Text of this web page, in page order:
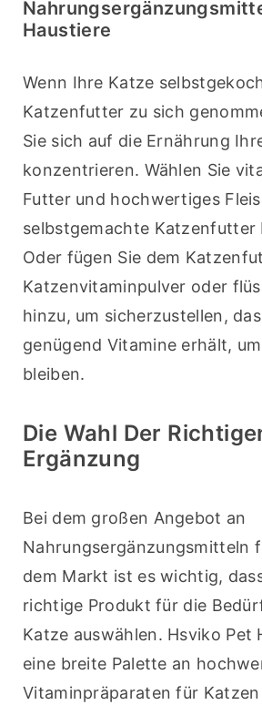
Haustiere
Wenn Ihre Katze
Katzenfutter zu sich
Sie sich auf die Ernährung
konzentrieren. Wählen Sie
Futter und hochwertiges
selbstgemachte Katzenfutter
Oder fügen Sie dem
Katzenvitaminpulver oder
hinzu, um sicherzustellen,
genügend Vitamine erhält,
bleiben.
Die Wahl Der
Ergänzung
Bei dem großen Angebot an
Nahrungsergänzungsmitteln
dem Markt ist es wichtig,
richtige Produkt für die
Katze auswählen. Hsviko Pet
eine breite Palette an
Vitaminpräparaten für Katzen